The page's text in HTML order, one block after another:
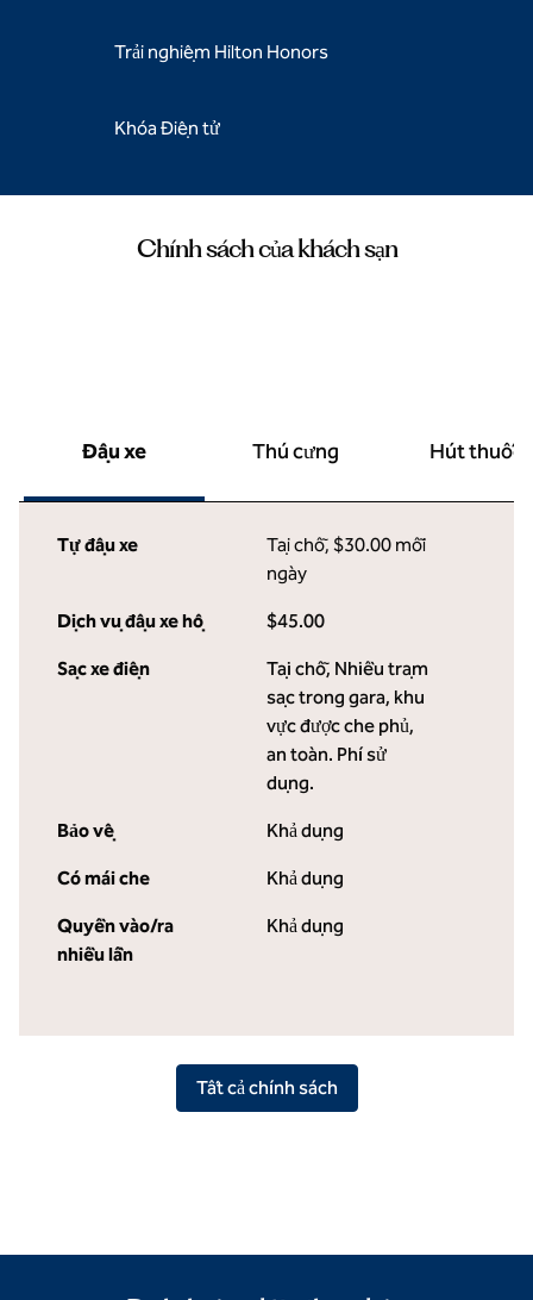
Trải nghiệm Hilton Honors
Khóa Điện tử
Chính sách của khách sạn
Đậu xe Thú cưng Hút thuốc
Tự đậu xe Tại chỗ, $30.00 mỗi
ngày
Dịch vụ đậu xe hộ $45.00
Sạc xe điện Tại chỗ, Nhiều trạm
sạc trong gara, khu
vực được che phủ,
an toàn. Phí sử
dụng.
Bảo vệ Khả dụng
Có mái che Khả dụng
Quyền vào/ra
nhiều lần
Khả dụng
Tất cả chính sách